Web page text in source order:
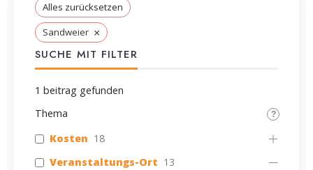
Alles zurücksetzen
Sandweier ×
SUCHE MIT FILTER
1 beitrag gefunden
Thema
Kosten 18
Veranstaltungs-Ort 13